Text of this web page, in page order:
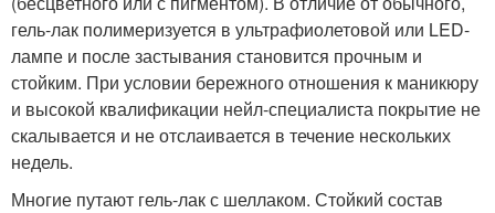
гель-лак полимеризуется в ультрафиолетовой или LED-
лампе и после застывания становится прочным и
стойким. При условии бережного отношения к маникюру
и высокой квалификации нейл-специалиста покрытие не
скалывается и не отслаивается в течение нескольких
недель.
Многие путают гель-лак с шеллаком. Стойкий состав